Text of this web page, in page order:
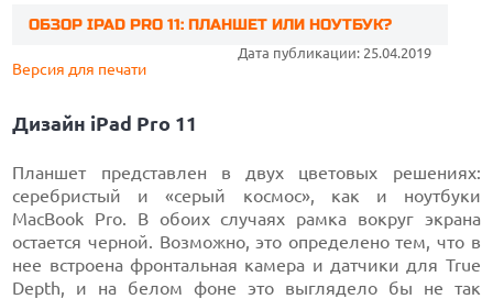
ОБЗОР IPAD PRO 11: ПЛАНШЕТ ИЛИ НОУТБУК?
Дата публикации: 25.04.2019
Версия для печати
Дизайн iPad Pro 11
Планшет представлен в двух цветовых решениях:
серебристый и «серый космос», как и ноутбуки
MacBook Pro. В обоих случаях рамка вокруг экрана
остается черной. Возможно, это определено тем, что в
нее встроена фронтальная камера и датчики для True
Depth, и на белом фоне это выглядело бы не так